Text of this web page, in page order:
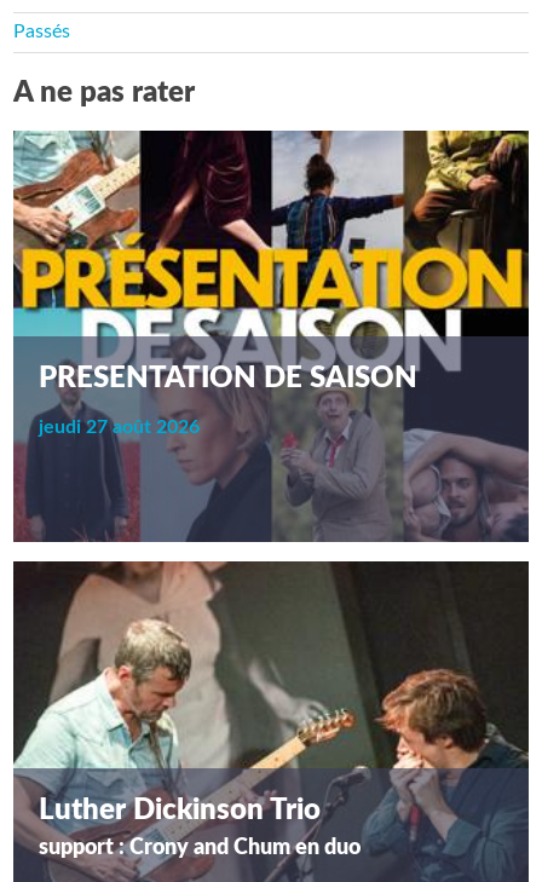
Passés
A ne pas rater
PRESENTATION DE SAISON
jeudi 27 août 2026
Luther Dickinson Trio
support : Crony and Chum en duo